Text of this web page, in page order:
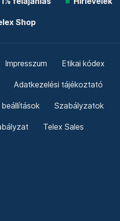
Shop
Impresszum Etikai kódex
Adatkezelési tájékoztató
beállítások Szabályzatok
Telex Sales